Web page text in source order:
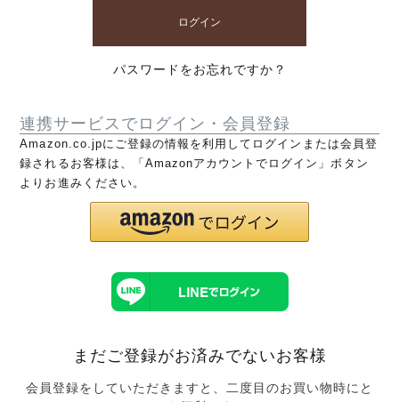
ログイン
パスワードをお忘れですか？
連携サービスでログイン・会員登録
Amazon.co.jpにご登録の情報を利用してログインまたは会員登
録されるお客様は、「Amazonアカウントでログイン」ボタン
よりお進みください。
まだご登録がお済みでないお客様
会員登録をしていただきますと、二度目のお買い物時にと